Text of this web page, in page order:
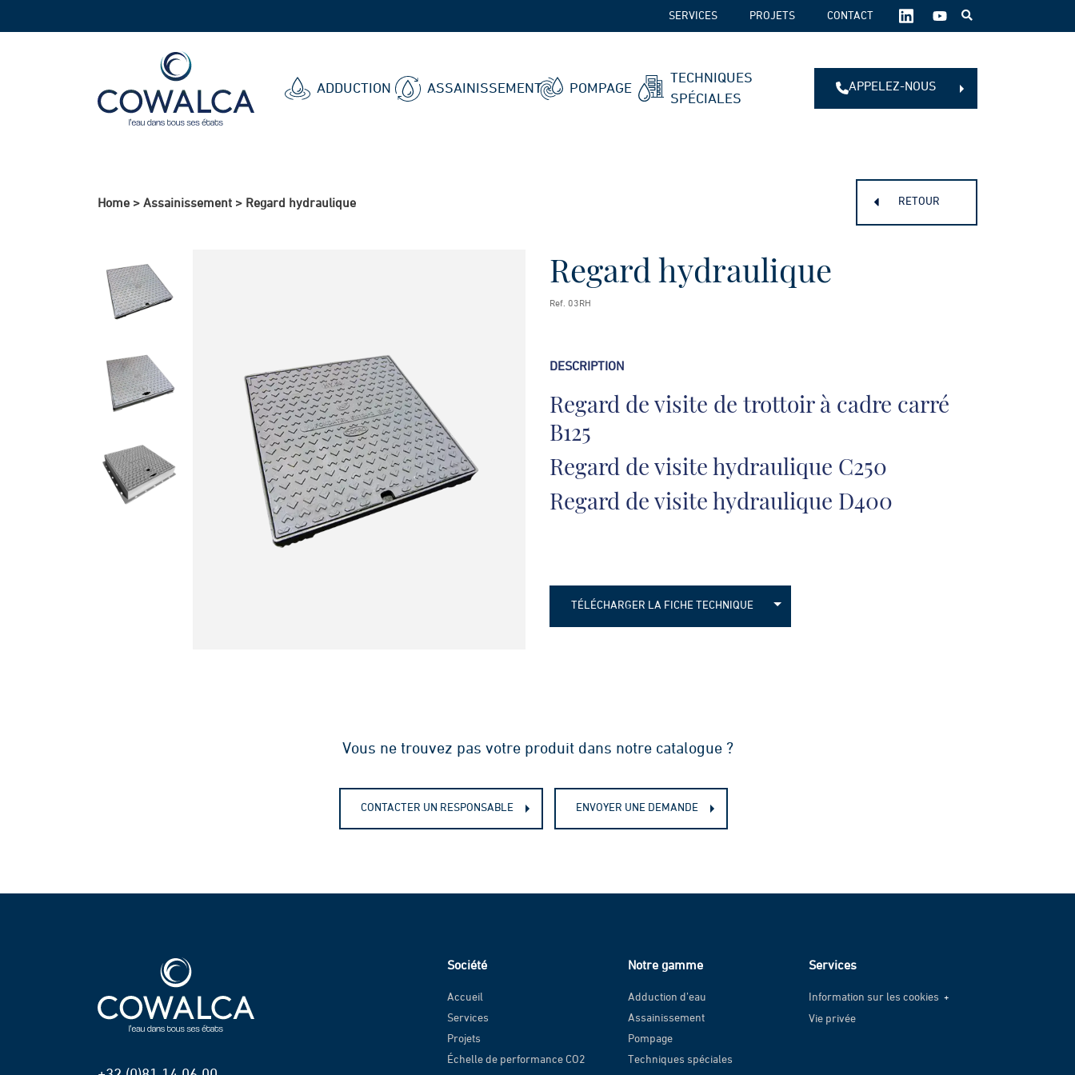
ADDUCTION ASSAINISSEMENT POMPAGE
TECHNIQUES
SPÉCIALES
SERVICES PROJETS CONTACT
SUIVEZ-
NOUS
APPELEZ-NOUS
Home > Assainissement > Regard hydraulique RETOUR
Regard hydraulique
Ref. 03RH
DESCRIPTION
Regard de visite de trottoir à cadre carré
B125
Regard de visite hydraulique C250
Regard de visite hydraulique D400
TÉLÉCHARGER LA FICHE TECHNIQUE
Fiche technique - Regard hydraulique
Vous ne trouvez pas votre produit dans notre catalogue ?
CONTACTER UN RESPONSABLE ENVOYER UNE DEMANDE
Société
Accueil
Services
Projets
Échelle de performance CO2
Notre gamme
Adduction d’eau
Assainissement
Pompage
Techniques spéciales
Services
Information sur les cookies
Information sur les cookies
Vie privée